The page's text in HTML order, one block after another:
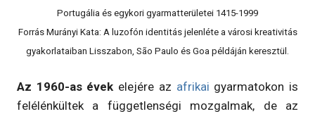
Portugália és egykori gyarmatterületei 1415-1999
Forrás Murányi Kata: A luzofón identitás jelenléte a városi kreativitás
gyakorlataiban Lisszabon, São Paulo és Goa példáján keresztül.
Az 1960-as évek elejére az afrikai gyarmatokon is
felélénkültek a függetlenségi mozgalmak, de az